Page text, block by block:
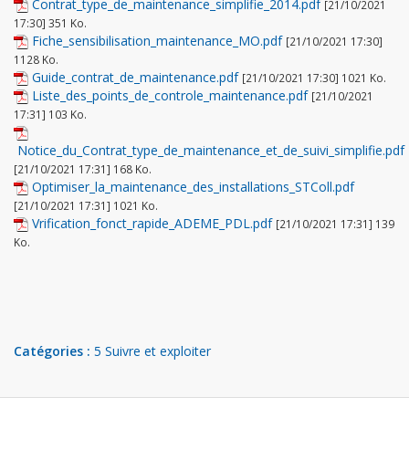
Contrat_type_de_maintenance_simplifie_2014.pdf [21/10/2021
17:30] 351 Ko.
Fiche_sensibilisation_maintenance_MO.pdf [21/10/2021 17:30]
1128 Ko.
Guide_contrat_de_maintenance.pdf [21/10/2021 17:30] 1021 Ko.
Liste_des_points_de_controle_maintenance.pdf [21/10/2021
17:31] 103 Ko.
Notice_du_Contrat_type_de_maintenance_et_de_suivi_simplifie.pdf
[21/10/2021 17:31] 168 Ko.
Optimiser_la_maintenance_des_installations_STColl.pdf
[21/10/2021 17:31] 1021 Ko.
Vrification_fonct_rapide_ADEME_PDL.pdf [21/10/2021 17:31] 139
Ko.
Catégories : 5 Suivre et exploiter